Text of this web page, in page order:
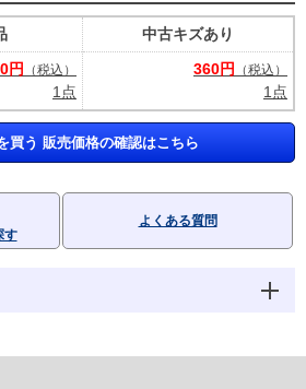
円
（税込）
1点
中古キズあり
360円
（税込）
1点
買う 販売価格の確認はこちら
す
よくある質問